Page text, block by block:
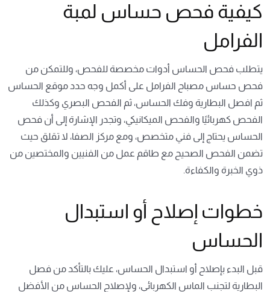
كيفية فحص حساس لمبة
الفرامل
يتطلب فحص الحساس أدوات مخصصة للفحص، وللتمكن من
فحص حساس مصباح الفرامل على أكمل وجه حدد موقع الحساس
ثم افصل البطارية وفك الحساس، ثم الفحص البصري وكذلك
الفحص كهربائيًا والفحص الميكانيكي، وتجدر الإشارة إلى أن فحص
الحساس يحتاج إلى فني متخصص، ومع مركز الصفا، لا تقلق حيث
تضمن الفحص الصحيح مع طاقم عمل من الفنيين والمختصين من
ذوي الخبرة والكفاءة.
خطوات إصلاح أو استبدال
الحساس
قبل البدء بإصلاح أو استبدال الحساس، عليك بالتأكد من فصل
البطارية لتجنب الماس الكهربائي، ولإصلاح الحساس من الأفضل